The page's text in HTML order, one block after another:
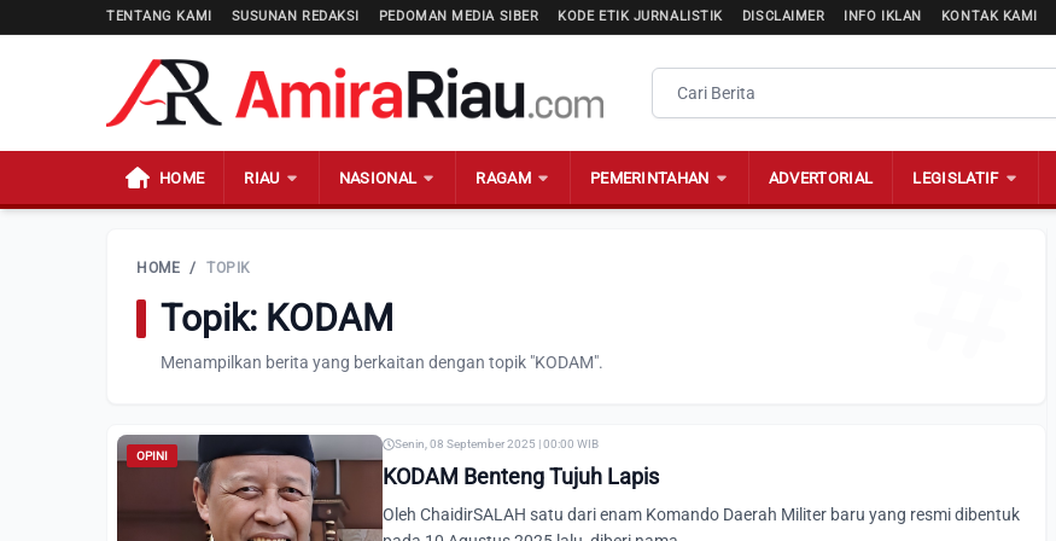
TENTANG KAMI SUSUNAN REDAKSI PEDOMAN MEDIA SIBER KODE ETIK JURNALISTIK DISCLAIMER INFO IKLAN KONTAK KAMI
HOME RIAU NASIONAL RAGAM PEMERINTAHAN ADVERTORIAL LEGISLATIF
HOME / TOPIK
Topik: KODAM
Menampilkan berita yang berkaitan dengan topik "KODAM".
OPINI
Senin, 08 September 2025 | 00:00 WIB
KODAM Benteng Tujuh Lapis
Oleh ChaidirSALAH satu dari enam Komando Daerah Militer baru yang resmi dibentuk